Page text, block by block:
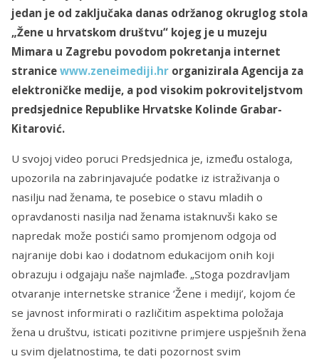
jedan je od zaključaka danas održanog okruglog stola
„Žene u hrvatskom društvu“ kojeg je u muzeju
Mimara u Zagrebu povodom pokretanja internet
stranice www.zeneimediji.hr organizirala Agencija za
elektroničke medije, a pod visokim pokroviteljstvom
predsjednice Republike Hrvatske Kolinde Grabar-
Kitarović.
U svojoj video poruci Predsjednica je, između ostaloga,
upozorila na zabrinjavajuće podatke iz istraživanja o
nasilju nad ženama, te posebice o stavu mladih o
opravdanosti nasilja nad ženama istaknuvši kako se
napredak može postići samo promjenom odgoja od
najranije dobi kao i dodatnom edukacijom onih koji
obrazuju i odgajaju naše najmlađe. „Stoga pozdravljam
otvaranje internetske stranice ‘Žene i mediji’, kojom će
se javnost informirati o različitim aspektima položaja
žena u društvu, isticati pozitivne primjere uspješnih žena
u svim djelatnostima, te dati pozornost svim